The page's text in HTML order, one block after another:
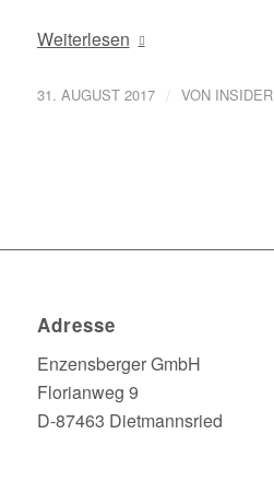
Weiterlesen
31. AUGUST 2017 / VON INSIDER
Adresse
Enzensberger GmbH
Florianweg 9
D-87463 Dietmannsried